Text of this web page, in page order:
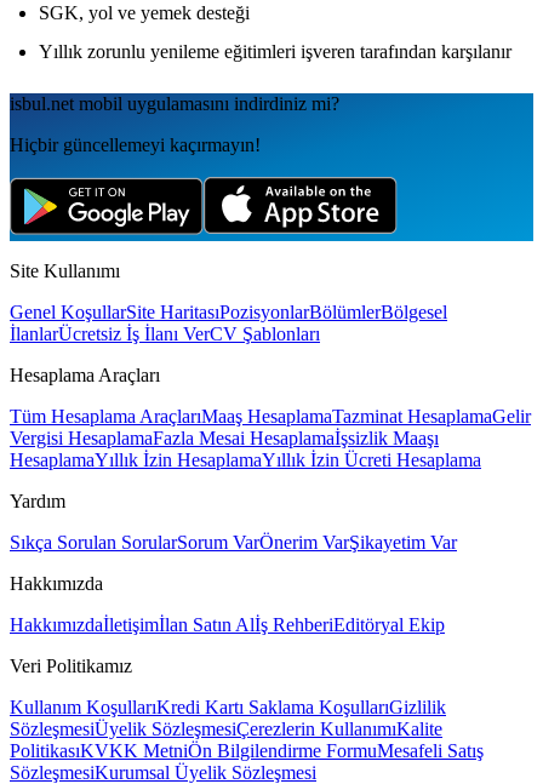
SGK, yol ve yemek desteği
Yıllık zorunlu yenileme eğitimleri işveren tarafından karşılanır
isbul.net mobil uygulamаsını indirdiniz mi?
Hiçbir güncellemeyi kaçırmayın!
Site Kullanımı
Genel KoşullarSite HaritasıPozisyonlarBölümlerBölgesel
İlanlarÜcretsiz İş İlanı VerCV Şablonları
Hesaplama Araçları
Tüm Hesaplama AraçlarıMaaş HesaplamaTazminat HesaplamaGelir
Vergisi HesaplamaFazla Mesai Hesaplamaİşsizlik Maaşı
HesaplamaYıllık İzin HesaplamaYıllık İzin Ücreti Hesaplama
Yardım
Sıkça Sorulan SorularSorum VarÖnerim VarŞikayetim Var
Hakkımızda
Hakkımızdaİletişimİlan Satın Alİş RehberiEditöryal Ekip
Veri Politikamız
Kullanım KoşullarıKredi Kartı Saklama KoşullarıGizlilik
SözleşmesiÜyelik SözleşmesiÇerezlerin KullanımıKalite
PolitikasıKVKK MetniÖn Bilgilendirme FormuMesafeli Satış
SözleşmesiKurumsal Üyelik Sözleşmesi